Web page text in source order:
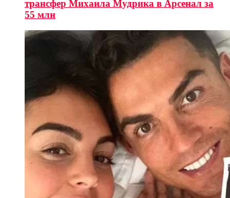
трансфер Михаила Мудрика в Арсенал за
55 млн